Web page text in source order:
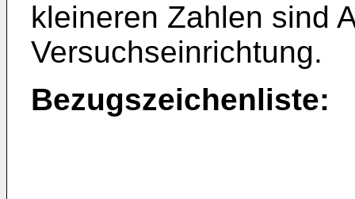
kleineren Zahlen sind
Versuchseinrichtung.
Bezugszeichenliste: